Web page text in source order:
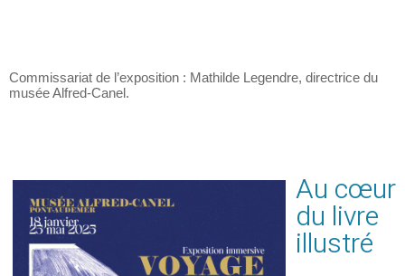
Commissariat de l’exposition : Mathilde Legendre, directrice du
musée Alfred-Canel.
Au cœur
du livre
illustré